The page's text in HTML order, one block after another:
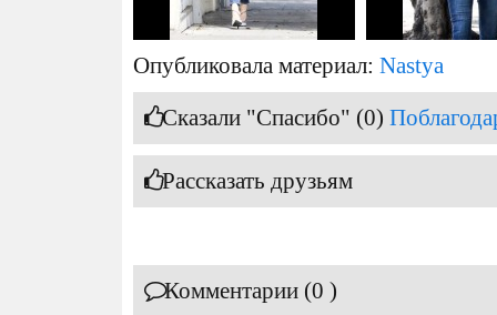
Опубликовала материал: Nastya
Сказали "Спасибо" (0)
Рассказать друзьям
Комментарии (0 )